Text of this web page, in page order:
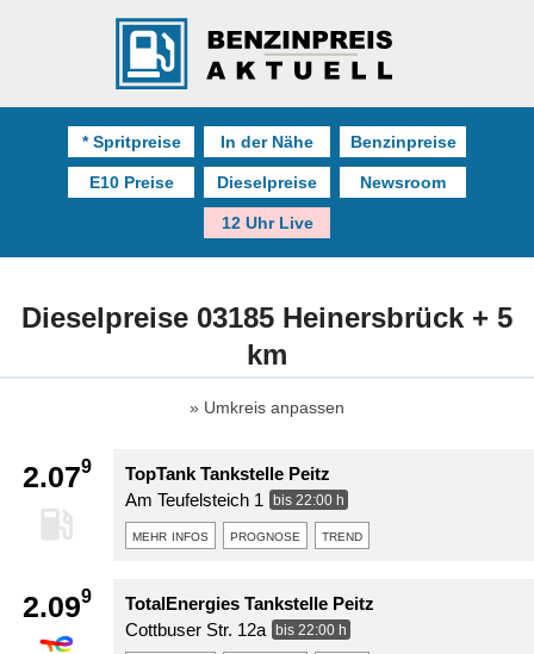
* Spritpreise In der Nähe Benzinpreise
E10 Preise Dieselpreise Newsroom
12 Uhr Live
Dieselpreise 03185 Heinersbrück + 5
km
Umkreis anpassen
2.079
TopTank Tankstelle Peitz
Am Teufelsteich 1
bis 22:00 h
mehr infos prognose trend
2.099
TotalEnergies Tankstelle Peitz
Cottbuser Str. 12a
bis 22:00 h